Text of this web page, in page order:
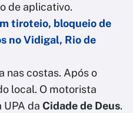
de aplicativo.
tiroteio, bloqueio de
no Vidigal, Rio de
nas costas. Após o
local. O motorista
UPA da Cidade de Deus.